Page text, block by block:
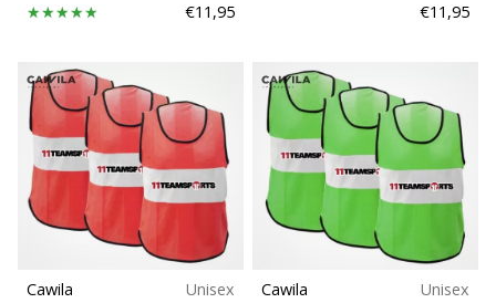
€11,95
€11,95
Cawila
Unisex
Cawila
Unisex